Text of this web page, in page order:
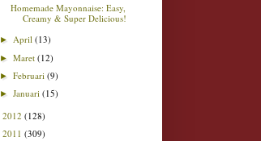
Homemade Mayonnaise: Easy,
Creamy & Super Delicious!
►April(13)
►Maret(12)
►Februari(9)
►Januari(15)
2012 (128)
2011 (309)